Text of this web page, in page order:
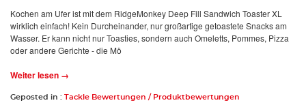
Kochen am Ufer ist mit dem RidgeMonkey Deep Fill Sandwich Toaster XL
wirklich einfach! Kein Durcheinander, nur großartige getoastete Snacks am
Wasser. Er kann nicht nur Toasties, sondern auch Omeletts, Pommes, Pizza
oder andere Gerichte - die Mö
Weiter lesen →
Geposted in :
Tackle Bewertungen / Produktbewertungen